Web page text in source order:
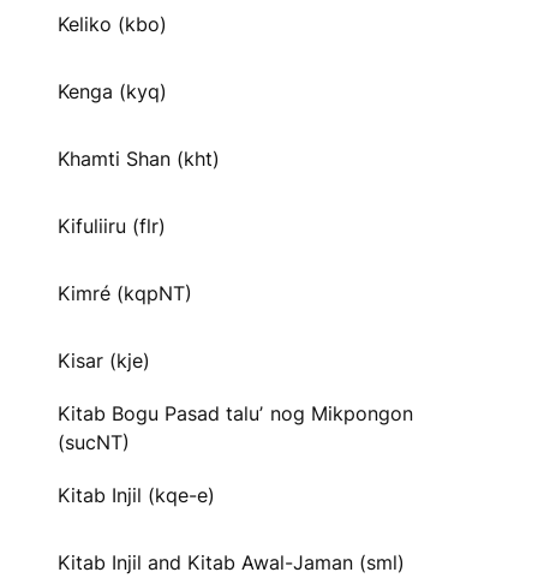
Keliko (kbo)
Kenga (kyq)
Khamti Shan (kht)
Kifuliiru (flr)
Kimré (kqpNT)
Kisar (kje)
Kitab Bogu Pasad taluʼ nog Mikpongon
(sucNT)
Kitab Injil (kqe-e)
Kitab Injil and Kitab Awal-Jaman (sml)